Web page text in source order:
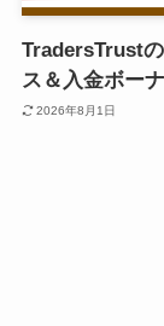
TradersTrust
ス＆入金ボー
2026年8月1日